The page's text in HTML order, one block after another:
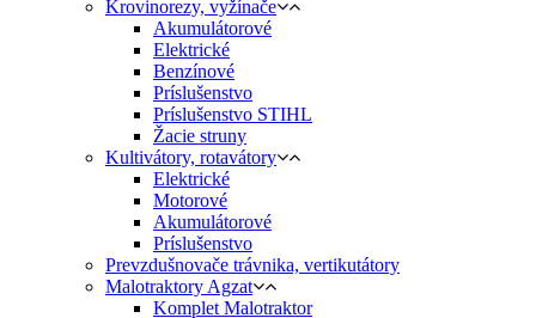
Krovinorezy, vyžínače
Akumulátorové
Elektrické
Benzínové
Príslušenstvo
Príslušenstvo STIHL
Žacie struny
Kultivátory, rotavátory
Elektrické
Motorové
Akumulátorové
Príslušenstvo
Prevzdušnovače trávnika, vertikutátory
Malotraktory Agzat
Komplet Malotraktor